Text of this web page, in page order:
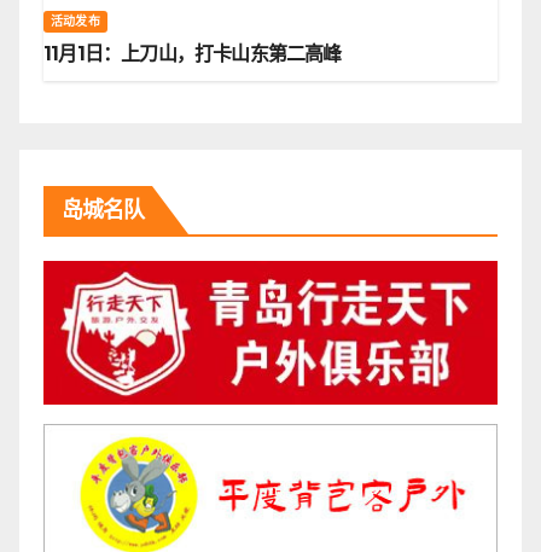
活动发布
11月1日：上刀山，打卡山东第二高峰
岛城名队